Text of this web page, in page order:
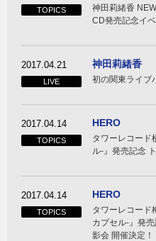
TOPICS
神田莉緒香
CD発売記念イ
2017.04.21
LIVE
神田莉緒香
初の関東ライブ
2017.04.14
TOPICS
HERO
タワーレコード
ル-』発売記念
2017.04.14
TOPICS
HERO
タワーレコード
カプセル-』発
影会 開催決定！